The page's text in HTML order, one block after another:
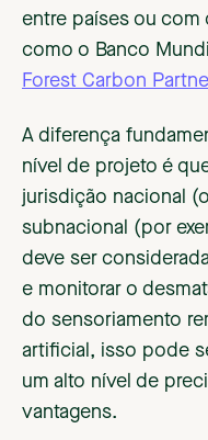
entre países ou com
como o Banco
Forest Carbon
A diferença
nível de projeto é
jurisdição nacional
subnacional (por
deve ser
e monitorar o
do sensoriamento
artificial, isso pode
um alto nível de
vantagens.